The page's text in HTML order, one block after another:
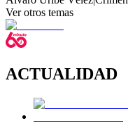
Ver otros temas
ACTUALIDAD